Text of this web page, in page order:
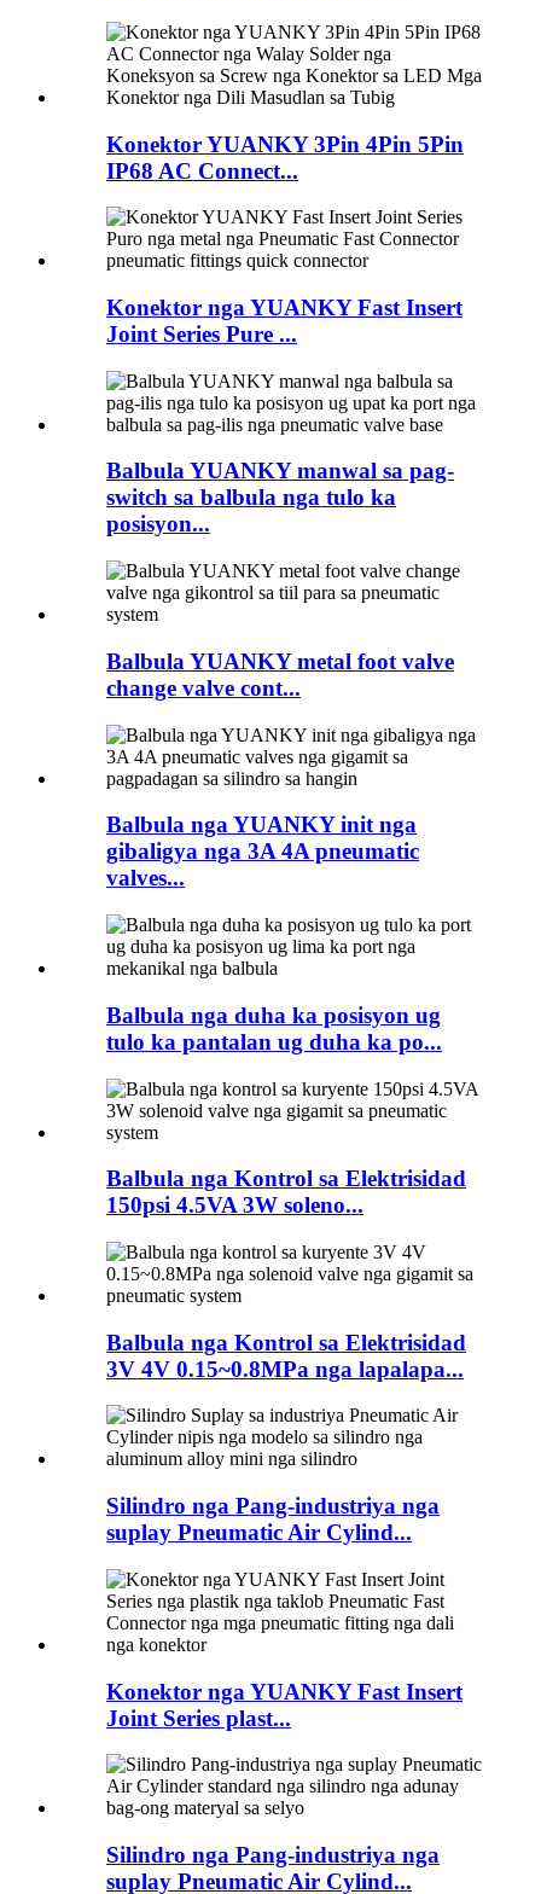
Konektor YUANKY 3Pin 4Pin 5Pin
IP68 AC Connect...
Konektor nga YUANKY Fast Insert
Joint Series Pure ...
Balbula YUANKY manwal sa pag-
switch sa balbula nga tulo ka
posisyon...
Balbula YUANKY metal foot valve
change valve cont...
Balbula nga YUANKY init nga
gibaligya nga 3A 4A pneumatic
valves...
Balbula nga duha ka posisyon ug
tulo ka pantalan ug duha ka po...
Balbula nga Kontrol sa Elektrisidad
150psi 4.5VA 3W soleno...
Balbula nga Kontrol sa Elektrisidad
3V 4V 0.15~0.8MPa nga lapalapa...
Silindro nga Pang-industriya nga
suplay Pneumatic Air Cylind...
Konektor nga YUANKY Fast Insert
Joint Series plast...
Silindro nga Pang-industriya nga
suplay Pneumatic Air Cylind...